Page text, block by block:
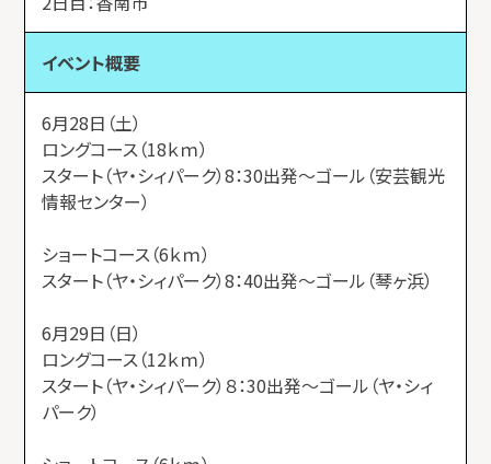
イベント概要
6月28日（土）
ロングコース（18ｋｍ）
スタート（ヤ・シィパーク）8：30出発～ゴール（安芸観光
情報センター）
ショートコース（6ｋｍ）
スタート（ヤ・シィパーク）8：40出発～ゴール（琴ヶ浜）
6月29日（日）
ロングコース（12ｋｍ）
スタート（ヤ・シィパーク）８：30出発～ゴール（ヤ・シィ
パーク）